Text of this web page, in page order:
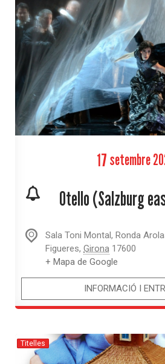
17 setembre
Otello (Salzburg
Sala Toni Montal, Ronda
Figueres, Girona 17600
+ Mapa de Google
INFORMACIÓ I
Titelles